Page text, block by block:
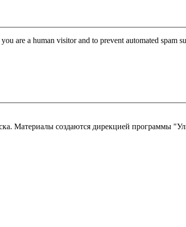
are a human visitor and to prevent automated spam
Материалы создаются дирекцией программы